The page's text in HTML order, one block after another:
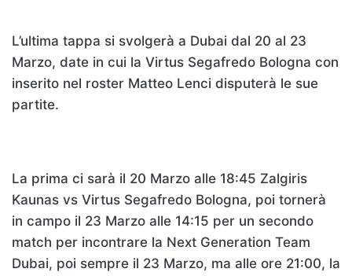
L’ultima tappa si svolgerà a Dubai dal 20 al 23
Marzo, date in cui la Virtus Segafredo Bologna con
inserito nel roster Matteo Lenci disputerà le sue
partite.
La prima ci sarà il 20 Marzo alle 18:45 Zalgiris
Kaunas vs Virtus Segafredo Bologna, poi tornerà
in campo il 23 Marzo alle 14:15 per un secondo
match per incontrare la Next Generation Team
Dubai, poi sempre il 23 Marzo, ma alle ore 21:00, la